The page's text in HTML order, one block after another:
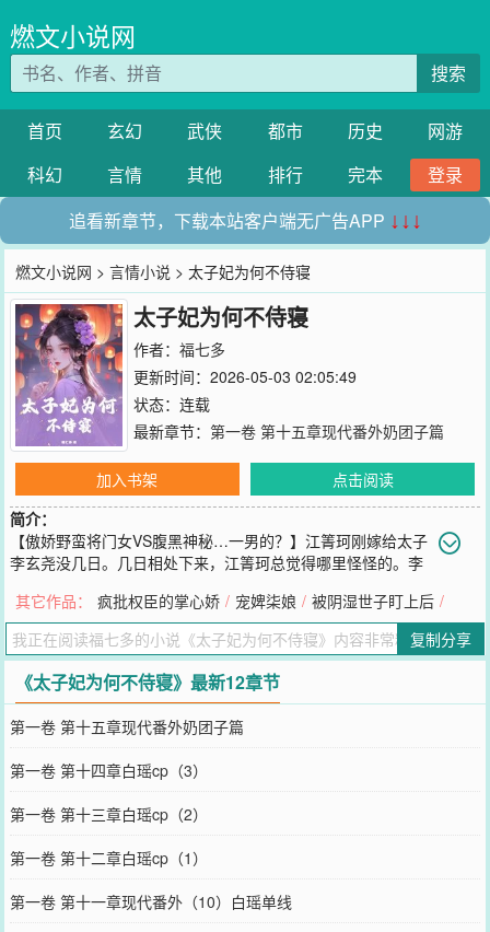
燃文小说网
搜索
首页 玄幻 武侠 都市 历史
网游
科幻
言情 其他 排行 完本
登录
追看新章节，下载本站客户端无广告APP ↓↓↓
燃文小说网 >言情小说 > 太子妃为何不侍寝
太子妃为何不侍寝
作者： 福七多
更新时间：2026-05-03 02:05:49
状态：连载
最新章节： 第一卷 第十五章现代番外奶团子篇
加入书架
点击阅读
简介：
【傲娇野蛮将门女VS腹黑神秘…一男的？】江箐珂刚嫁给太子
李玄尧没几日。几日相处下来，江箐珂总觉得哪里怪怪的。李
却又热情强势得像换了个人似的。但，可疑之处不止这一点......
您要是觉得《太子妃为何不侍寝》还不错的话请不要忘记向您QQ群和
微博微信里的朋友推荐哦！
其它作品： 疯批权臣的掌心娇 / 宠婢柒娘 / 被阴湿世子盯上后 /
复制分享
《太子妃为何不侍寝》最新12章节
第一卷 第十五章现代番外奶团子篇
第一卷 第十四章白瑶cp（3）
第一卷 第十三章白瑶cp（2）
第一卷 第十二章白瑶cp（1）
第一卷 第十一章现代番外（10）白瑶单线